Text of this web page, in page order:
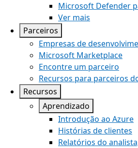
Microsoft Defender
Ver mais
Parceiros
Empresas de
Microsoft Marketplace
Encontre um parceiro
Recursos para parceiros
Recursos
Aprendizado
Introdução ao Azure
Histórias de clientes
Relatórios do